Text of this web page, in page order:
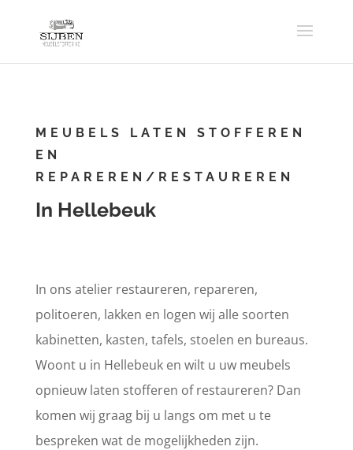
MEUBELS LATEN STOFFEREN
EN
REPAREREN/RESTAUREREN
In Hellebeuk
In ons atelier restaureren, repareren,
politoeren, lakken en logen wij alle soorten
kabinetten, kasten, tafels, stoelen en bureaus.
Woont u in Hellebeuk en wilt u uw meubels
opnieuw laten stofferen of restaureren? Dan
komen wij graag bij u langs om met u te
bespreken wat de mogelijkheden zijn.